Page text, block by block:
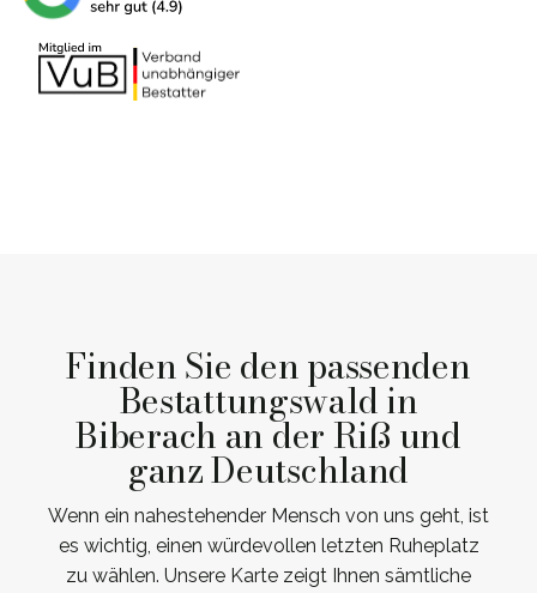
Finden Sie den passenden
Bestattungswald in
Biberach an der Riß und
ganz Deutschland
Wenn ein nahestehender Mensch von uns geht, ist
es wichtig, einen würdevollen letzten Ruheplatz
zu wählen. Unsere Karte zeigt Ihnen sämtliche